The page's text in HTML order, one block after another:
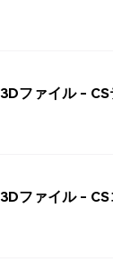
3Dファイル -
3Dファイル -